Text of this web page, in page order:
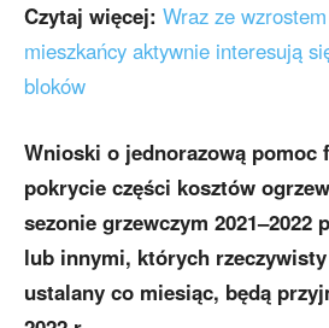
Czytaj więcej: Wraz ze
mieszkańcy aktywnie interesują
bloków
Wnioski o jednorazową pomoc
pokrycie części kosztów
sezonie grzewczym 2021–2022
lub innymi, których
ustalany co miesiąc, będą